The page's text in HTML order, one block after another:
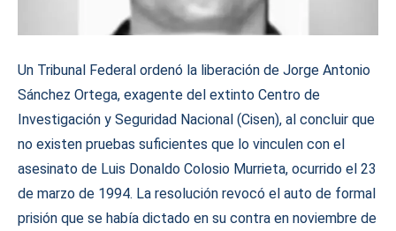
Un Tribunal Federal ordenó la liberación de Jorge Antonio
Sánchez Ortega, exagente del extinto Centro de
Investigación y Seguridad Nacional (Cisen), al concluir que
no existen pruebas suficientes que lo vinculen con el
asesinato de Luis Donaldo Colosio Murrieta, ocurrido el 23
de marzo de 1994. La resolución revocó el auto de formal
prisión que se había dictado en su contra en noviembre de